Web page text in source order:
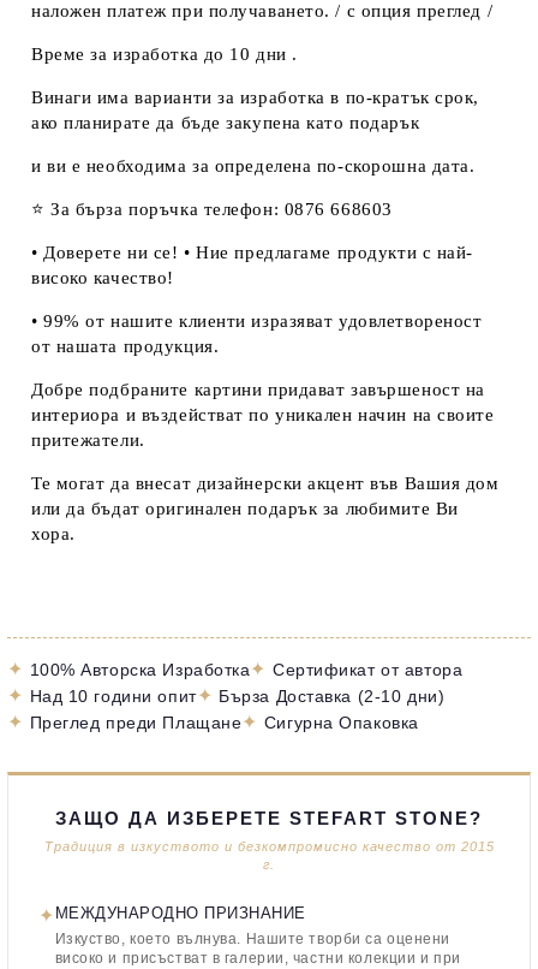
наложен платеж при получаването. / с опция преглед /
Време за изработка до 10 дни .
Винаги има варианти за изработка в по-кратък срок,
ако планирате да бъде закупена като подарък
и ви е необходима за определена по-скорошна дата.
⭐ За бърза поръчка телефон: 0876 668603
• Доверете ни се! • Ние предлагаме продукти с най-
високо качество!
• 99% от нашите клиенти изразяват удовлетвореност
от нашата продукция.
Добре подбраните картини придават завършеност на
интериора и въздействат по уникален начин на своите
притежатели.
Те могат да внесат дизайнерски акцент във Вашия дом
или да бъдат оригинален подарък за любимите Ви
хора.
✦ 100% Авторска Изработка✦ Сертификат от автора
✦ Над 10 години опит✦ Бърза Доставка (2-10 дни)
✦ Преглед преди Плащане✦ Сигурна Опаковка
ЗАЩО ДА ИЗБЕРЕТЕ STEFART STONE?
Традиция в изкуството и безкомпромисно качество от 2015
г.
✦ МЕЖДУНАРОДНО ПРИЗНАНИЕ
Изкуство, което вълнува. Нашите творби са оценени
високо и присъстват в галерии, частни колекции и при